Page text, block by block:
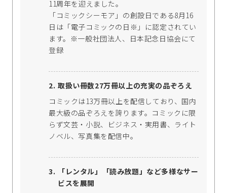
11周年を迎えました。
「コミックシーモア」の創設日である8月16
日は「電子コミックの日※」に認定されてい
ます。※一般社団法人、日本記念日協会にて
登録
取扱い冊数27万冊以上の充実の品ぞろえ
コミックは13万冊以上を配信しており、国内
最大級の品ぞろえを誇ります。コミックに限
らず文芸・小説、ビジネス・実用書、ライト
ノベル、写真集を配信中。
「レンタル」「読み放題」など多様なサー
ビスを展開